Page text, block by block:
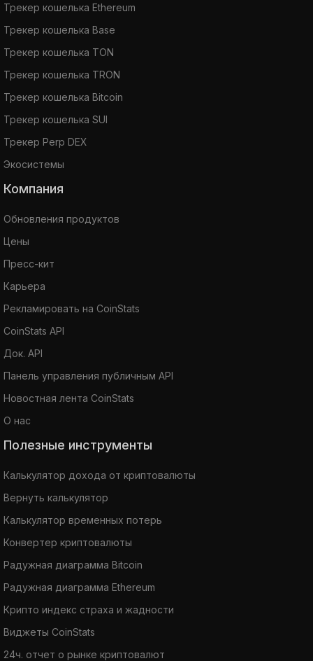
Трекер кошелька Ethereum
Трекер кошелька Base
Трекер кошелька TON
Трекер кошелька TRON
Трекер кошелька Bitcoin
Трекер кошелька SUI
Трекер Perp DEX
Экосистемы
Компания
Обновления продуктов
Цены
Пресс-кит
Карьера
Рекламировать на CoinStats
CoinStats API
Док. API
Панель управления публичным API
Новостная лента CoinStats
О нас
Полезные инструменты
Калькулятор дохода от криптовалюты
Вернуть калькулятор
Калькулятор временных потерь
Конвертер криптовалюты
Радужная диаграмма Bitcoin
Радужная диаграмма Ethereum
Крипто индекс страха и жадности
Виджеты CoinStats
24ч. отчет о рынке криптовалют